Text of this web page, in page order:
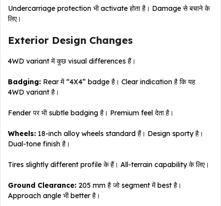
Undercarriage protection भी activate होता है। Damage से बचाने के
लिए।
Exterior Design Changes
4WD variant में कुछ visual differences हैं।
Badging: Rear में “4X4” badge है। Clear indication है कि यह
4WD variant है।
Fender पर भी subtle badging है। Premium feel देता है।
Wheels: 18-inch alloy wheels standard हैं। Design sporty है।
Dual-tone finish है।
Tires slightly different profile के हैं। All-terrain capability के लिए।
Ground Clearance: 205 mm है जो segment में best है।
Approach angle भी better है।